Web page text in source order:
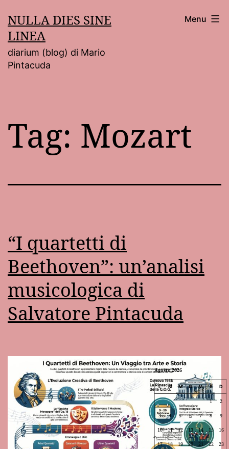
al
contenuto
NULLA DIES SINE
LINEA
diarium (blog) di Mario
Pintacuda
Menu
Tag: Mozart
“I quartetti di
Beethoven”: un’analisi
musicologica di
Salvatore Pintacuda
Agosto 2026
L M M G V S D
1 2
3 4 5 6 7 8 9
10 11 12 13 14 15 16
17 18 19 20 21 22 23